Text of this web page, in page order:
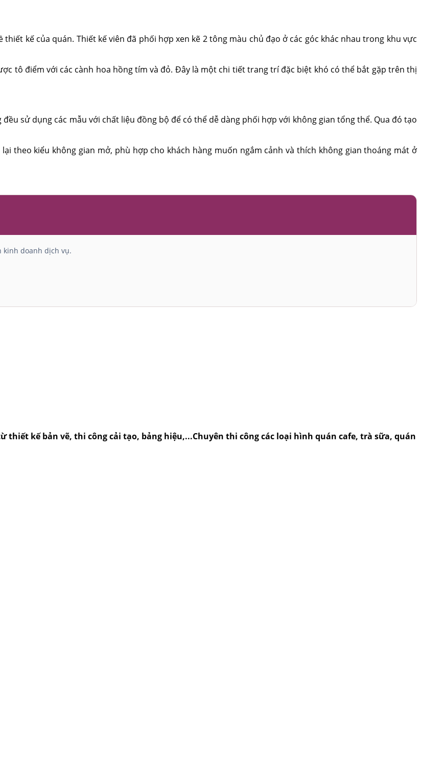
kế của quán. Thiết kế viên đã phối hợp xen kẽ 2 tông màu chủ đạo ở các góc khác nhau trong khu vực
tô điểm với các cành hoa hồng tím và đỏ. Đây là một chi tiết trang trí đặc biệt khó có thể bắt gặp trên thị
sử dụng các mẫu với chất liệu đồng bộ để có thể dễ dàng phối hợp với không gian tổng thể. Qua đó tạo
theo kiểu không gian mở, phù hợp cho khách hàng muốn ngắm cảnh và thích không gian thoáng mát ở
kinh doanh dịch vụ.
thiết kế bản vẽ, thi công cải tạo, bảng hiệu,...Chuyên thi công các loại hình quán cafe, trà sữa, quán